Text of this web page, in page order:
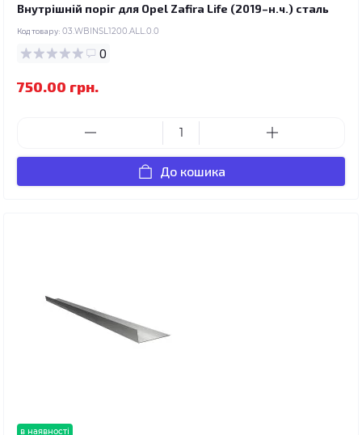
Внутрішній поріг для Opel Zafira Life (2019–н.ч.) сталь
Код товару: 03.WBINSL1200.ALL.0.0
0
750.00 грн.
До кошика
в наявності